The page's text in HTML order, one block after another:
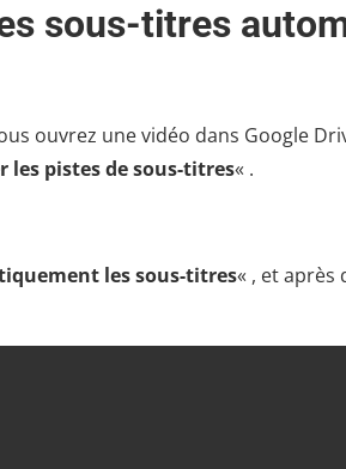
sous-titres
ouvrez une vidéo dans Google
les pistes de sous-titres« .
les sous-titres« , et après